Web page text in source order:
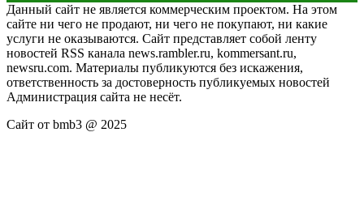
Данный сайт не является коммерческим проектом. На этом
сайте ни чего не продают, ни чего не покупают, ни какие
услуги не оказываются. Сайт представляет собой ленту
новостей RSS канала news.rambler.ru, kommersant.ru,
newsru.com. Материалы публикуются без искажения,
ответственность за достоверность публикуемых новостей
Администрация сайта не несёт.
Сайт от bmb3 @ 2025